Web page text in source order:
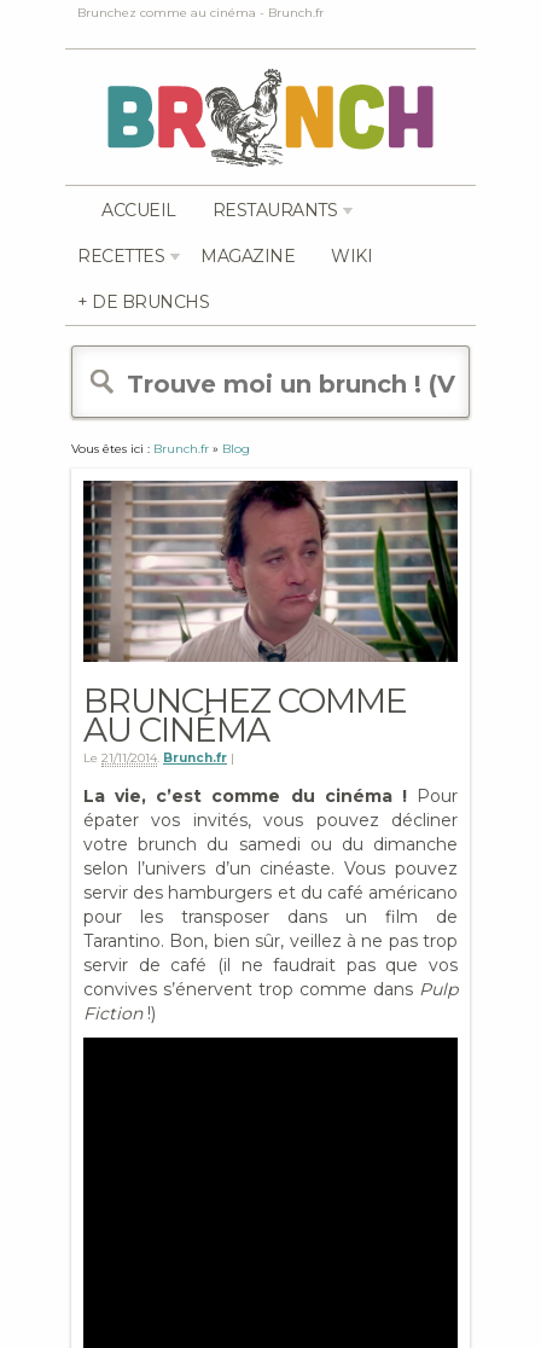
Brunchez comme au cinéma - Brunch.fr
ACCUEIL RESTAURANTS
RECETTES MAGAZINE WIKI
+ DE BRUNCHS
Vous êtes ici : Brunch.fr » Blog
BRUNCHEZ COMME
AU CINÉMA
Le 21/11/2014. Brunch.fr |
La vie, c’est comme du cinéma !Pour
épater vos invités, vous pouvez décliner
votre brunch du samedi ou du dimanche
selon l’univers d’un cinéaste. Vous pouvez
servir des hamburgers et du café américano
pour les transposer dans un film de
Tarantino. Bon, bien sûr, veillez à ne pas trop
servir de café (il ne faudrait pas que vos
convives s’énervent trop comme dans Pulp
Fiction!)